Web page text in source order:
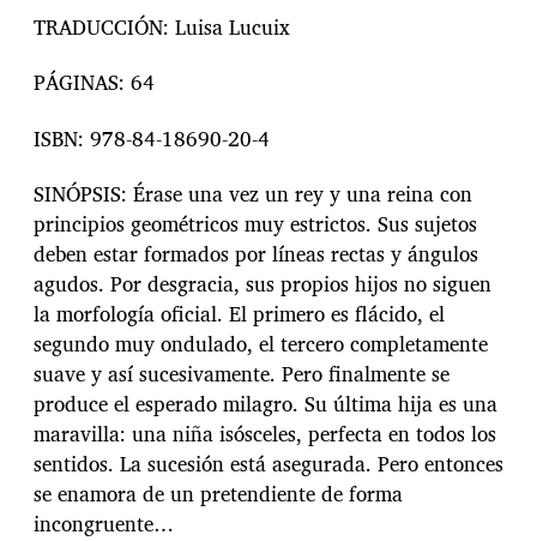
TRADUCCIÓN: Luisa Lucuix
PÁGINAS: 64
ISBN: 978-84-18690-20-4
SINÓPSIS: Érase una vez un rey y una reina con
principios geométricos muy estrictos. Sus sujetos
deben estar formados por líneas rectas y ángulos
agudos. Por desgracia, sus propios hijos no siguen
la morfología oficial. El primero es flácido, el
segundo muy ondulado, el tercero completamente
suave y así sucesivamente. Pero finalmente se
produce el esperado milagro. Su última hija es una
maravilla: una niña isósceles, perfecta en todos los
sentidos. La sucesión está asegurada. Pero entonces
se enamora de un pretendiente de forma
incongruente…